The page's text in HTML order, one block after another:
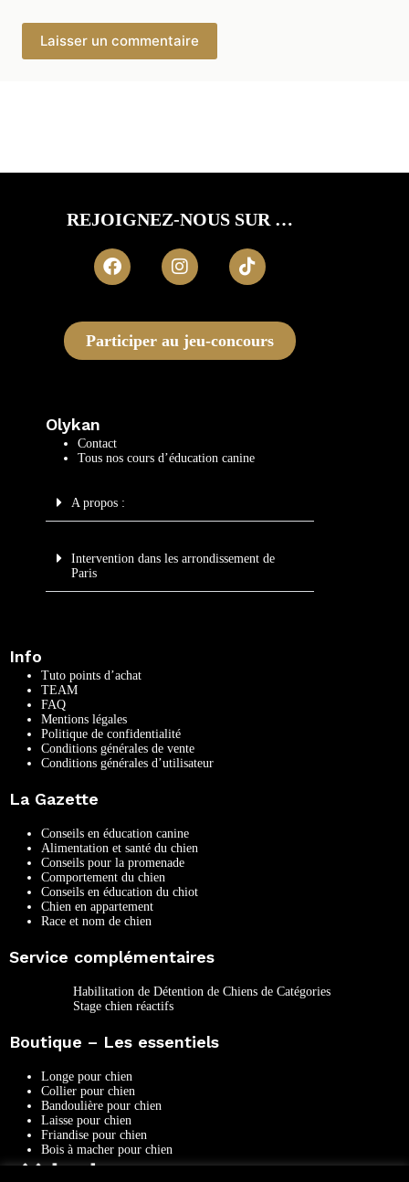
Laisser un commentaire
REJOIGNEZ-NOUS SUR …
Participer au jeu-concours
Olykan
Contact
Tous nos cours d’éducation canine
A propos :
Intervention dans les arrondissement de
Paris
Info
Tuto points d’achat
TEAM
FAQ
Mentions légales
Politique de confidentialité
Conditions générales de vente
Conditions générales d’utilisateur
La Gazette
Conseils en éducation canine
Alimentation et santé du chien
Conseils pour la promenade
Comportement du chien
Conseils en éducation du chiot
Chien en appartement
Race et nom de chien
Service complémentaires
Habilitation de Détention de Chiens de Catégories
Stage chien réactifs
Boutique – Les essentiels
Longe pour chien
Collier pour chien
Bandoulière pour chien
Laisse pour chien
Friandise pour chien
Bois à macher pour chien